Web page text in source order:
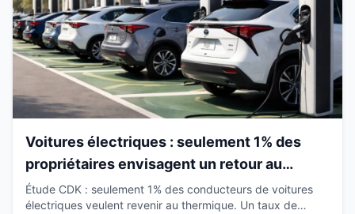
Voitures électriques : seulement 1% des
propriétaires envisagent un retour au
thermique
Étude CDK : seulement 1% des conducteurs de voitures
électriques veulent revenir au thermique. Un taux de